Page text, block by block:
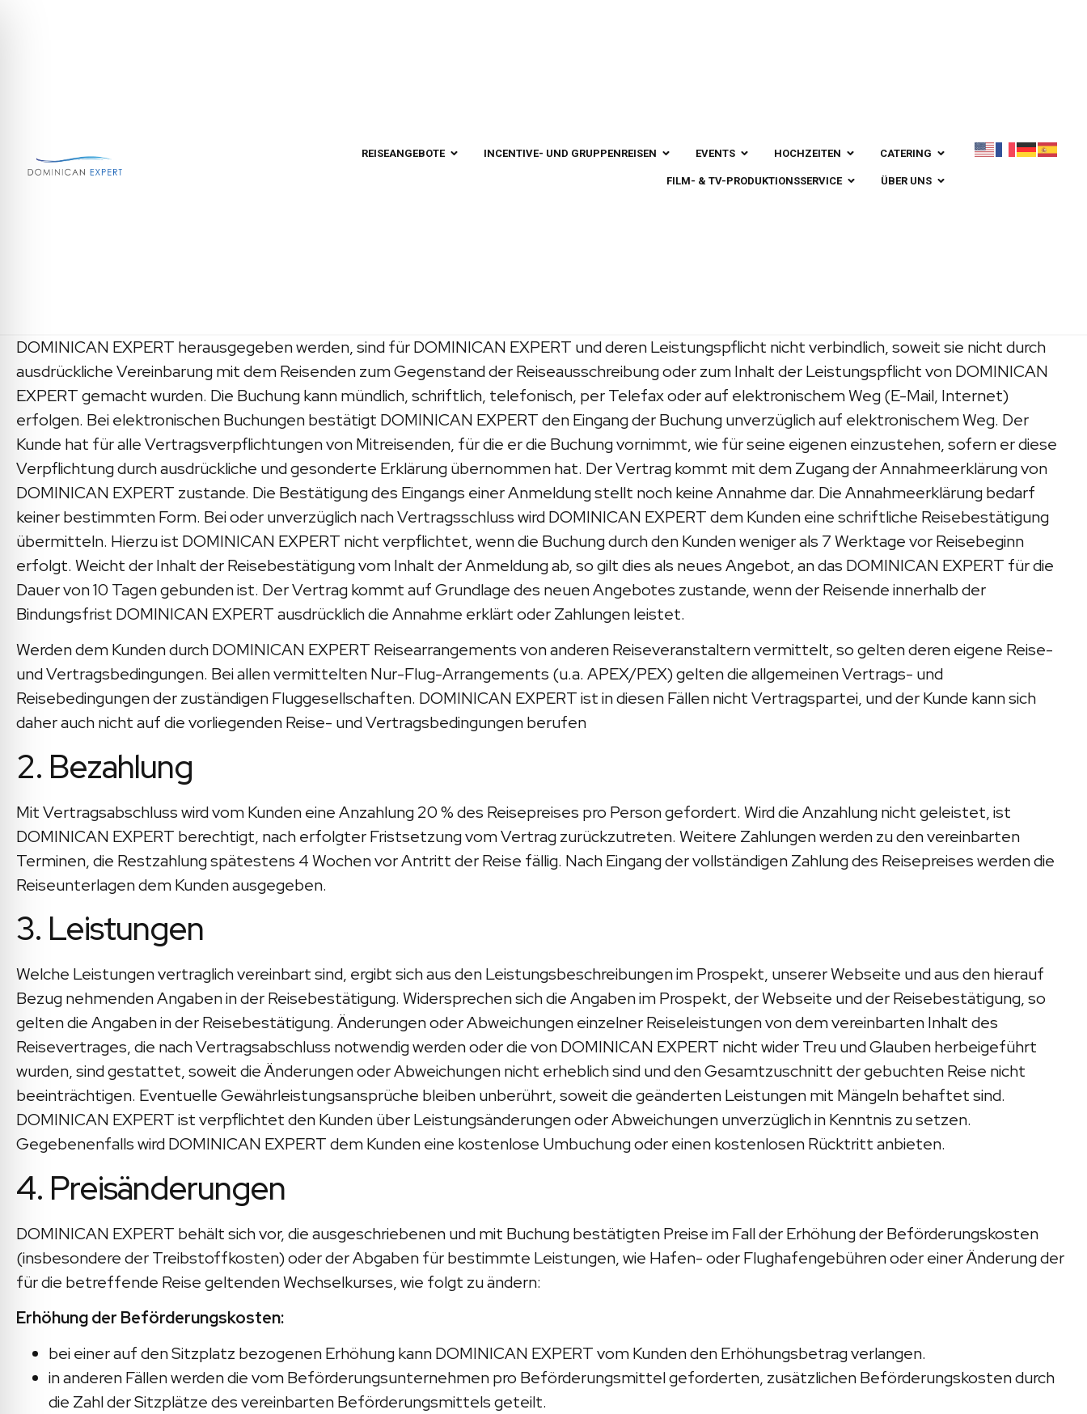
REISEANGEBOTE INCENTIVE- UND GRUPPENREISEN EVENTS HOCHZEITEN CATERING
FILM- & TV-PRODUKTIONSSERVICE ÜBER UNS
Allgemeine Reisebedingungen
DOMINICAN EXPERT herausgegeben werden, sind für DOMINICAN EXPERT und deren Leistungspflicht nicht verbindlich, soweit sie nicht durch
ausdrückliche Vereinbarung mit dem Reisenden zum Gegenstand der Reiseausschreibung oder zum Inhalt der Leistungspflicht von DOMINICAN
EXPERT gemacht wurden. Die Buchung kann mündlich, schriftlich, telefonisch, per Telefax oder auf elektronischem Weg (E-Mail, Internet)
erfolgen. Bei elektronischen Buchungen bestätigt DOMINICAN EXPERT den Eingang der Buchung unverzüglich auf elektronischem Weg. Der
Kunde hat für alle Vertragsverpflichtungen von Mitreisenden, für die er die Buchung vornimmt, wie für seine eigenen einzustehen, sofern er diese
Verpflichtung durch ausdrückliche und gesonderte Erklärung übernommen hat. Der Vertrag kommt mit dem Zugang der Annahmeerklärung von
DOMINICAN EXPERT zustande. Die Bestätigung des Eingangs einer Anmeldung stellt noch keine Annahme dar. Die Annahmeerklärung bedarf
keiner bestimmten Form. Bei oder unverzüglich nach Vertragsschluss wird DOMINICAN EXPERT dem Kunden eine schriftliche Reisebestätigung
übermitteln. Hierzu ist DOMINICAN EXPERT nicht verpflichtet, wenn die Buchung durch den Kunden weniger als 7 Werktage vor Reisebeginn
erfolgt. Weicht der Inhalt der Reisebestätigung vom Inhalt der Anmeldung ab, so gilt dies als neues Angebot, an das DOMINICAN EXPERT für die
Dauer von 10 Tagen gebunden ist. Der Vertrag kommt auf Grundlage des neuen Angebotes zustande, wenn der Reisende innerhalb der
Bindungsfrist DOMINICAN EXPERT ausdrücklich die Annahme erklärt oder Zahlungen leistet.
Werden dem Kunden durch DOMINICAN EXPERT Reisearrangements von anderen Reiseveranstaltern vermittelt, so gelten deren eigene Reise-
und Vertragsbedingungen. Bei allen vermittelten Nur-Flug-Arrangements (u.a. APEX/PEX) gelten die allgemeinen Vertrags- und
Reisebedingungen der zuständigen Fluggesellschaften. DOMINICAN EXPERT ist in diesen Fällen nicht Vertragspartei, und der Kunde kann sich
daher auch nicht auf die vorliegenden Reise- und Vertragsbedingungen berufen
2. Bezahlung
Mit Vertragsabschluss wird vom Kunden eine Anzahlung 20 % des Reisepreises pro Person gefordert. Wird die Anzahlung nicht geleistet, ist
DOMINICAN EXPERT berechtigt, nach erfolgter Fristsetzung vom Vertrag zurückzutreten. Weitere Zahlungen werden zu den vereinbarten
Terminen, die Restzahlung spätestens 4 Wochen vor Antritt der Reise fällig. Nach Eingang der vollständigen Zahlung des Reisepreises werden die
Reiseunterlagen dem Kunden ausgegeben.
3. Leistungen
Welche Leistungen vertraglich vereinbart sind, ergibt sich aus den Leistungsbeschreibungen im Prospekt, unserer Webseite und aus den hierauf
Bezug nehmenden Angaben in der Reisebestätigung. Widersprechen sich die Angaben im Prospekt, der Webseite und der Reisebestätigung, so
gelten die Angaben in der Reisebestätigung. Änderungen oder Abweichungen einzelner Reiseleistungen von dem vereinbarten Inhalt des
Reisevertrages, die nach Vertragsabschluss notwendig werden oder die von DOMINICAN EXPERT nicht wider Treu und Glauben herbeigeführt
wurden, sind gestattet, soweit die Änderungen oder Abweichungen nicht erheblich sind und den Gesamtzuschnitt der gebuchten Reise nicht
beeinträchtigen. Eventuelle Gewährleistungsansprüche bleiben unberührt, soweit die geänderten Leistungen mit Mängeln behaftet sind.
DOMINICAN EXPERT ist verpflichtet den Kunden über Leistungsänderungen oder Abweichungen unverzüglich in Kenntnis zu setzen.
Gegebenenfalls wird DOMINICAN EXPERT dem Kunden eine kostenlose Umbuchung oder einen kostenlosen Rücktritt anbieten.
4. Preisänderungen
DOMINICAN EXPERT behält sich vor, die ausgeschriebenen und mit Buchung bestätigten Preise im Fall der Erhöhung der Beförderungskosten
(insbesondere der Treibstoffkosten) oder der Abgaben für bestimmte Leistungen, wie Hafen- oder Flughafengebühren oder einer Änderung der
für die betreffende Reise geltenden Wechselkurses, wie folgt zu ändern:
Erhöhung der Beförderungskosten:
bei einer auf den Sitzplatz bezogenen Erhöhung kann DOMINICAN EXPERT vom Kunden den Erhöhungsbetrag verlangen.
in anderen Fällen werden die vom Beförderungsunternehmen pro Beförderungsmittel geforderten, zusätzlichen Beförderungskosten durch
die Zahl der Sitzplätze des vereinbarten Beförderungsmittels geteilt.